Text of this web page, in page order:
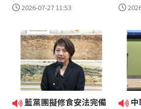
2026-07-27 11:53
藍黨團擬修食安法完備